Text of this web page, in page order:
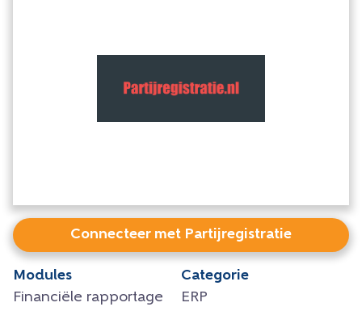
Connecteer met Partijregistratie
Modules
Financiële rapportage
Categorie
ERP